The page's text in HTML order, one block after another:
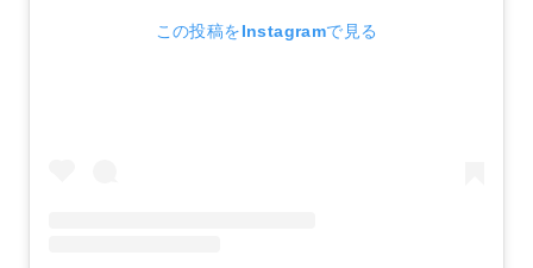
この投稿をInstagramで見る